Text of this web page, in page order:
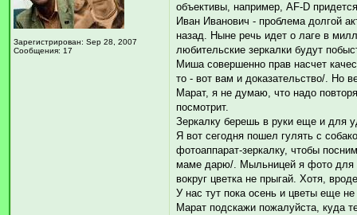
Зарегистрирован: Sep 28, 2007
Сообщения: 17
объективы, например, AF-D
Иван Иванович - проблема долгой
назад. Ныне речь идет о лаге в
любительские зеркалки будут
Миша совершенно прав насчет
то - вот вам и доказательство/. Но
Марат, я не думаю, что надо
посмотрит.
Зеркалку берешь в руки еще и для
Я вот сегодня пошел гулять с
фотоаппарат-зеркалку, чтобы
маме дарю/. Мыльницей я фото для
вокруг цветка не прыгай. Хотя,
У нас тут пока осень и цветы еще не
Марат подскажи пожалуйста, куда